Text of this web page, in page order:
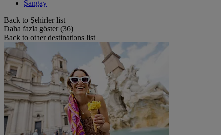
Şangay
Back to Şehirler list
Daha fazla göster (36)
Back to other destinations list